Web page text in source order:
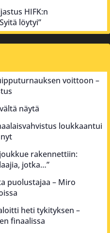
HIFK:n
löytyi”
voittoon –
näytä
loukkaantui
rakennettiin:
jotka…”
puolustajaa – Miro
heti tykityksen –
finaalissa